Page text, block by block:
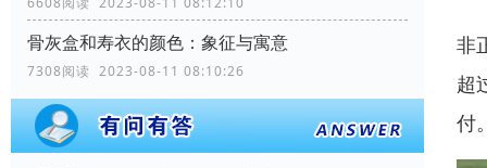
骨灰盒和寿衣的颜色：象征与寓意
7308阅读 2023-08-11 08:10:26
非
超
付